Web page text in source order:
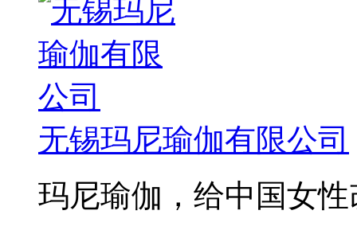
无锡玛尼瑜伽有限公司
玛尼瑜伽，给中国女